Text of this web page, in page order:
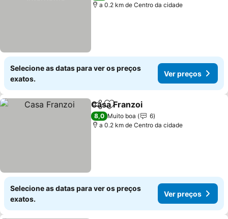
a 0.2 km de Centro da cidade
Selecione as datas para ver os preços
exatos.
Ver preços
PartilharAdicionar aos favoritos
Casa Franzoi
8,0 Muito boa
6
a 0.2 km de Centro da cidade
Selecione as datas para ver os preços
exatos.
Ver preços